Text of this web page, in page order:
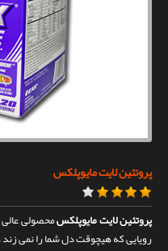
پروتئین لایت مایوپلکس
پروتئین لایت مایوپلکسمحصولی
رویایی که هیچوقت دل شما را نمی زند